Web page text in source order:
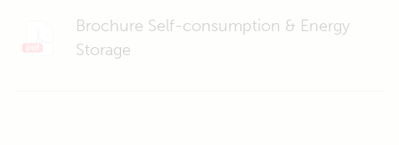
Brochure Self-consumption & Energy
Storage